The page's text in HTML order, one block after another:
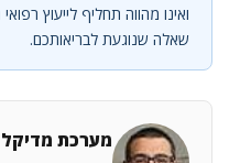
ואינו מהווה תחליף לייעוץ
שאלה שנוגעת לבריאותכם.
מערכת מדיקל